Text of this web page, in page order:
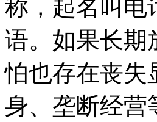
称，起名叫电
语。如果长期
怕也存在丧失
身、垄断经营